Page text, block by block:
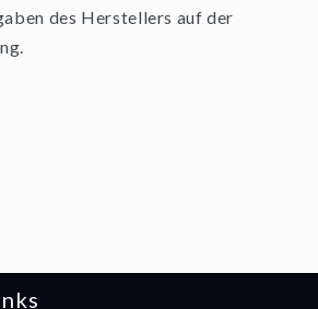
des Herstellers auf der